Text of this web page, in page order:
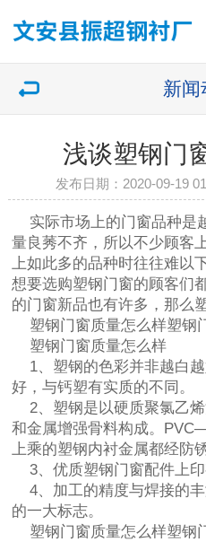
新闻
浅谈塑钢门
发布日期：2020-09-19
实际市场上的门窗品种是
量良莠不齐，所以不少顾客
上如此多的品种时往往难以
想要选购塑钢门窗的顾客们
的门窗新品也有许多，那么
塑钢门窗质量怎么样塑钢
塑钢门窗质量怎么样
1、塑钢的色彩并非越白
好，与钙塑有实质的不同。
2、塑钢是以硬质聚氯乙
和金属增强骨料构成。
上乘的塑钢内衬金属都经防
3、优质塑钢门窗配件上印
4、加工的精度与焊接的
的一大标志。
塑钢门窗质量怎么样塑钢